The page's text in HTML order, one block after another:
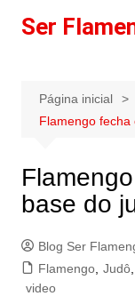
paraSer
Página inicial
Flamengo
base do
Blog Ser
Flamengo, Judô,
video